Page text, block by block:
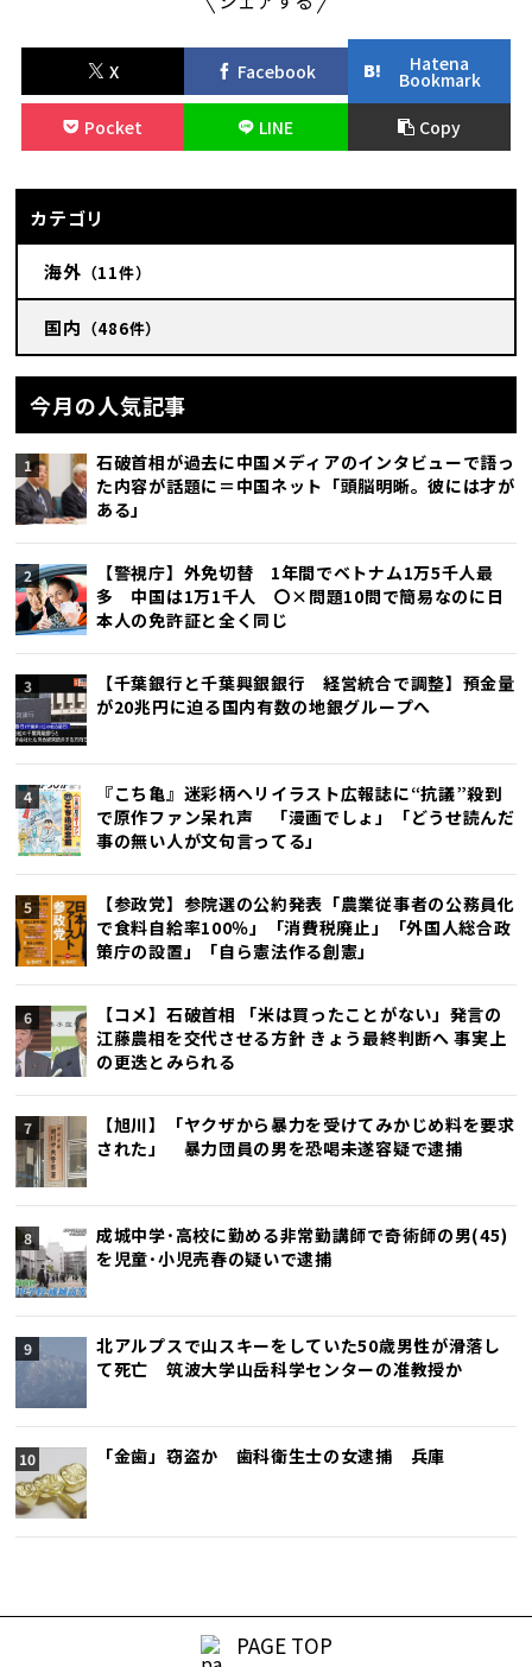
X Facebook Hatena
Bookmark
Pocket
LINE Copy
カテゴリ
海外 （11件）
国内 （486件）
今月の人気記事
石破首相が過去に中国メディアのインタビューで語っ
た内容が話題に＝中国ネット「頭脳明晰。彼には才が
ある」
【警視庁】外免切替 1年間でベトナム1万5千人最
多 中国は1万1千人 〇×問題10問で簡易なのに日
本人の免許証と全く同じ
【千葉銀行と千葉興銀銀行 経営統合で調整】預金量
が20兆円に迫る国内有数の地銀グループへ
『こち亀』迷彩柄ヘリイラスト広報誌に“抗議”殺到
で原作ファン呆れ声 「漫画でしょ」「どうせ読んだ
事の無い人が文句言ってる」
【参政党】参院選の公約発表「農業従事者の公務員化
で食料自給率100％」「消費税廃止」「外国人総合政
策庁の設置」「自ら憲法作る創憲」
【コメ】石破首相 「米は買ったことがない」発言の
江藤農相を交代させる方針 きょう最終判断へ 事実上
の更迭とみられる
【旭川】「ヤクザから暴力を受けてみかじめ料を要求
された」 暴力団員の男を恐喝未遂容疑で逮捕
成城中学･高校に勤める非常勤講師で奇術師の男(45)
を児童･小児売春の疑いで逮捕
北アルプスで山スキーをしていた50歳男性が滑落し
て死亡 筑波大学山岳科学センターの准教授か
「金歯」窃盗か 歯科衛生士の女逮捕 兵庫
PAGE TOP